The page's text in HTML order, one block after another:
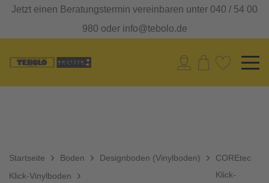
Jetzt einen Beratungstermin vereinbaren unter 040 / 54 00
980 oder info@tebolo.de
Startseite Boden
Designboden (Vinylboden)
Klick-Vinylboden
COREtec
Klick-